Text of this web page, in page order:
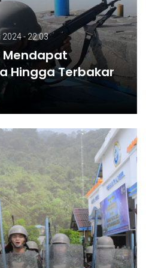
2024 - 22:03
Mendapat
Hingga Terbakar